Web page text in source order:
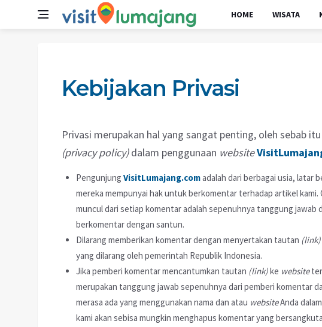
HOME WISATA
Kebijakan Privasi
Privasi merupakan hal yang sangat penting, oleh sebab
(privacy policy)dalam penggunaan website
Pengunjung VisitLumajang.comadalah dari berbagai usia, latar
mereka mempunyai hak untuk berkomentar terhadap artikel
muncul dari setiap komentar adalah sepenuhnya tanggung jawab
berkomentar dengan santun.
Dilarang memberikan komentar dengan menyertakan tautan (link)
yang dilarang oleh pemerintah Republik Indonesia.
Jika pemberi komentar mencantumkan tautan (link)ke website
merupakan tanggung jawab sepenuhnya dari pemberi komentar
merasa ada yang menggunakan nama dan atau websiteAnda
kami akan sebisa mungkin menghapus komentar yang